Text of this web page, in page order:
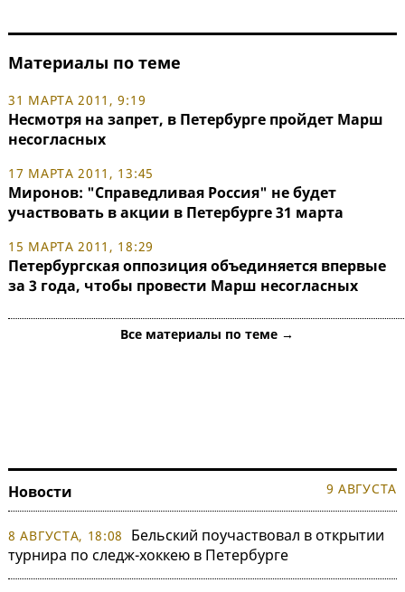
Материалы по теме
31 МАРТА 2011, 9:19
Несмотря на запрет, в Петербурге пройдет Марш
несогласных
17 МАРТА 2011, 13:45
Миронов: "Справедливая Россия" не будет
участвовать в акции в Петербурге 31 марта
15 МАРТА 2011, 18:29
Петербургская оппозиция объединяется впервые
за 3 года, чтобы провести Марш несогласных
Все материалы по теме →
Новости 9 АВГУСТА
8 АВГУСТА, 18:08
Бельский поучаствовал в открытии
турнира по следж-хоккею в Петербурге